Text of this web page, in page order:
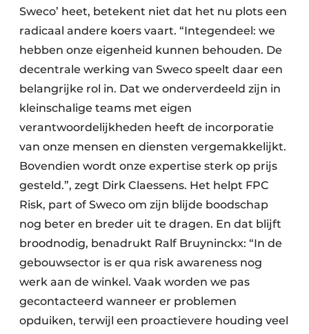
Sweco’ heet, betekent niet dat het nu plots een
radicaal andere koers vaart. “Integendeel: we
hebben onze eigenheid kunnen behouden. De
decentrale werking van Sweco speelt daar een
belangrijke rol in. Dat we onderverdeeld zijn in
kleinschalige teams met eigen
verantwoordelijkheden heeft de incorporatie
van onze mensen en diensten vergemakkelijkt.
Bovendien wordt onze expertise sterk op prijs
gesteld.”, zegt Dirk Claessens. Het helpt FPC
Risk, part of Sweco om zijn blijde boodschap
nog beter en breder uit te dragen. En dat blijft
broodnodig, benadrukt Ralf Bruyninckx: “In de
gebouwsector is er qua risk awareness nog
werk aan de winkel. Vaak worden we pas
gecontacteerd wanneer er problemen
opduiken, terwijl een proactievere houding veel